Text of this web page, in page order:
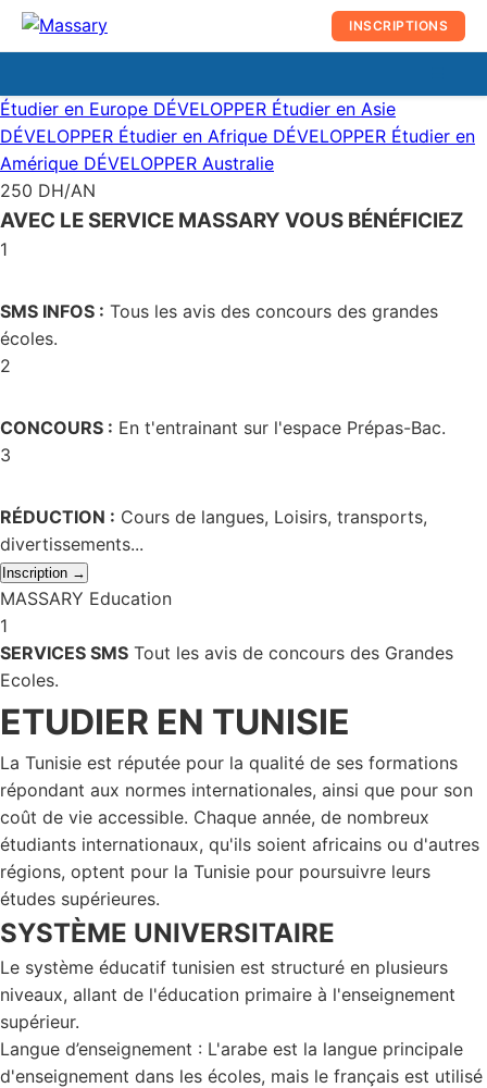
contenu
INSCRIPTIONS
Étudier en Europe DÉVELOPPER Étudier en Asie
DÉVELOPPER Étudier en Afrique DÉVELOPPER Étudier en
Amérique DÉVELOPPER Australie
250 DH/AN
AVEC LE SERVICE MASSARY VOUS BÉNÉFICIEZ
1
SMS INFOS : Tous les avis des concours des grandes
écoles.
2
CONCOURS : En t'entrainant sur l'espace Prépas-Bac.
3
RÉDUCTION : Cours de langues, Loisirs, transports,
divertissements...
Inscription →
MASSARY Education
1
SERVICES SMS Tout les avis de concours des Grandes
Ecoles.
ETUDIER EN TUNISIE
La Tunisie est réputée pour la qualité de ses formations
répondant aux normes internationales, ainsi que pour son
coût de vie accessible. Chaque année, de nombreux
étudiants internationaux, qu'ils soient africains ou d'autres
régions, optent pour la Tunisie pour poursuivre leurs
études supérieures.
SYSTÈME UNIVERSITAIRE
Le système éducatif tunisien est structuré en plusieurs
niveaux, allant de l'éducation primaire à l'enseignement
supérieur.
Langue d’enseignement : L'arabe est la langue principale
d'enseignement dans les écoles, mais le français est utilisé